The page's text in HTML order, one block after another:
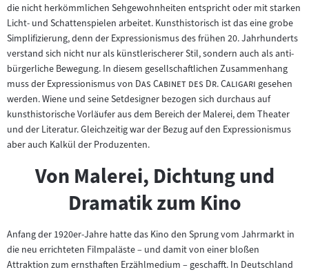
die nicht herkömmlichen Sehgewohnheiten entspricht oder mit starken
Licht- und Schattenspielen arbeitet. Kunsthistorisch ist das eine grobe
Simplifizierung, denn der Expressionismus des frühen 20. Jahrhunderts
verstand sich nicht nur als künstlerischerer Stil, sondern auch als anti-
bürgerliche Bewegung. In diesem gesellschaftlichen Zusammenhang
muss der Expressionismus von "Das Cabinet des Dr. Caligari "gesehen
werden. Wiene und seine Setdesigner bezogen sich durchaus auf
kunsthistorische Vorläufer aus dem Bereich der Malerei, dem Theater
und der Literatur. Gleichzeitig war der Bezug auf den Expressionismus
aber auch Kalkül der Produzenten.
Von Malerei, Dichtung und
Dramatik zum Kino
Anfang der 1920er-Jahre hatte das Kino den Sprung vom Jahrmarkt in
die neu errichteten Filmpaläste – und damit von einer bloßen
Attraktion zum ernsthaften Erzählmedium – geschafft. In Deutschland